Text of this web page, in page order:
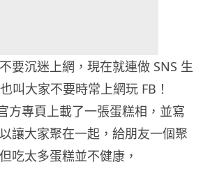
要沉迷上網，現在就連做 SNS 生
叫大家不要時常上網玩 FB！
方專頁上載了一張蛋糕相，並寫
讓大家聚在一起，給朋友一個聚
吃太多蛋糕並不健康，